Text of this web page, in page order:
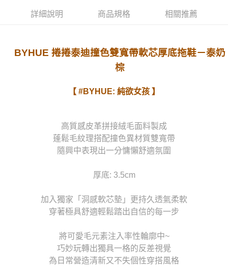
每筆NT$80，滿NT$1,000(含以上)免運費
詳細說明 商品規格 相關推薦
BYHUE 捲捲泰迪撞色雙寬帶軟芯厚底拖鞋－泰奶
棕
【 #BYHUE: 純欲女孩 】
高質感皮革拼接絨毛面料製成
蓬鬆毛紋理搭配撞色異材質雙寬帶
隨興中表現出一分慵懶舒適氛圍
厚底: 3.5cm
加入獨家「洞感軟芯墊」更持久透氣柔軟
穿著極具舒適輕鬆踏出自信的每一步
將可愛毛元素注入率性輪廓中~
巧妙玩轉出獨具一格的反差視覺
為日常營造清新又不失個性穿搭風格